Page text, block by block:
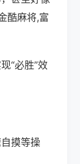
酷麻将,富
“必胜”效
摸等操